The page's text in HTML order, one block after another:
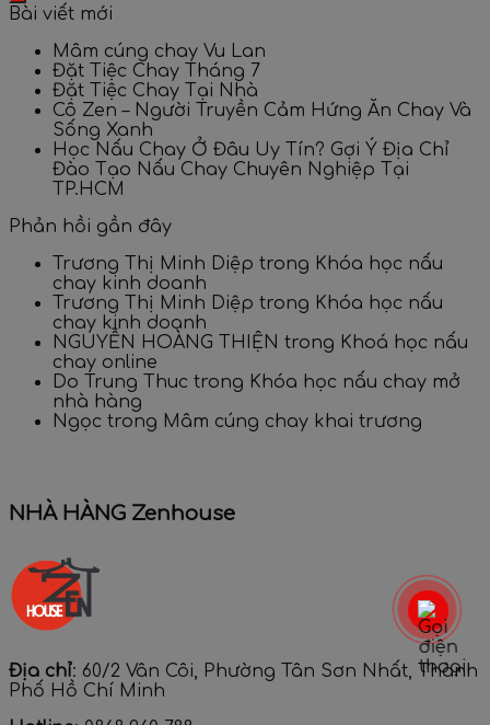
Bài viết mới
Mâm cúng chay Vu Lan
Đặt Tiệc Chay Tháng 7
Đặt Tiệc Chay Tại Nhà
Cô Zen – Người Truyền Cảm Hứng Ăn Chay Và
Sống Xanh
Học Nấu Chay Ở Đâu Uy Tín? Gợi Ý Địa Chỉ
Đào Tạo Nấu Chay Chuyên Nghiệp Tại
TP.HCM
Phản hồi gần đây
Trương Thị Minh Diệp trong Khóa học nấu
chay kinh doanh
Trương Thị Minh Diệp trong Khóa học nấu
chay kinh doanh
NGUYỄN HOÀNG THIỆN trong Khoá học nấu
chay online
Do Trung Thuc trong Khóa học nấu chay mở
nhà hàng
Ngọc trong Mâm cúng chay khai trương
NHÀ HÀNG Zenhouse
Địa chỉ: 60/2 Vân Côi, Phường Tân Sơn Nhất, Thành
Phố Hồ Chí Minh